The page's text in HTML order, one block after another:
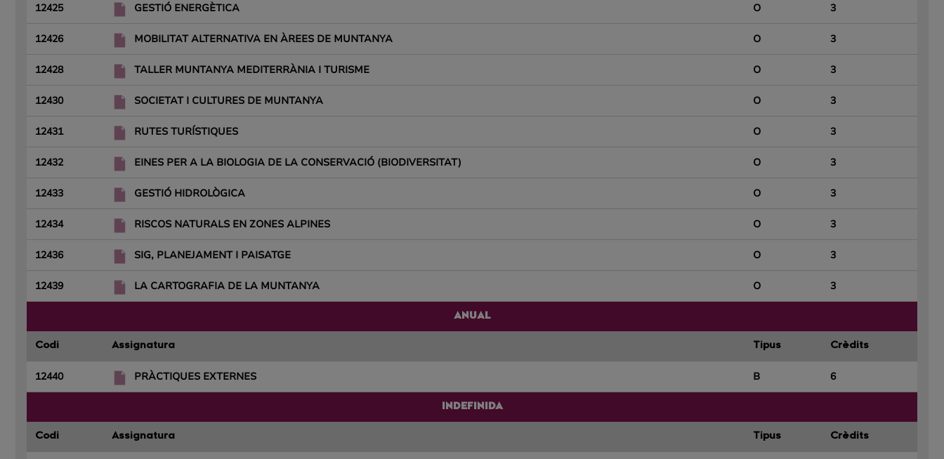
12425 GESTIÓ ENERGÈTICA O 3
12426 MOBILITAT ALTERNATIVA EN ÀREES DE MUNTANYA O 3
12428 TALLER MUNTANYA MEDITERRÀNIA I TURISME O 3
12430 SOCIETAT I CULTURES DE MUNTANYA O 3
12431 RUTES TURÍSTIQUES O 3
12432 EINES PER A LA BIOLOGIA DE LA CONSERVACIÓ (BIODIVERSITAT) O 3
12433 GESTIÓ HIDROLÒGICA O 3
12434 RISCOS NATURALS EN ZONES ALPINES O 3
12436 SIG, PLANEJAMENT I PAISATGE O 3
12439 LA CARTOGRAFIA DE LA MUNTANYA O 3
ANUAL
Codi Assignatura Tipus Crèdits
12440 PRÀCTIQUES EXTERNES B 6
INDEFINIDA
Codi Assignatura Tipus Crèdits